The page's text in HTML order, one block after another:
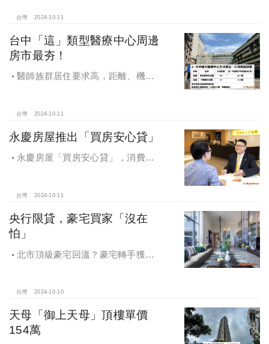
台灣 2024-10-11
台中「這」類型醫療中心周邊
房市最夯！
醫師族群居住要求高，距離、機能
台灣 2024-10-11
永慶房屋推出「買房安心貸」
永慶房屋「買房安心貸」，消費者
產交易安全
台灣 2024-10-11
央行限貸，豪宅買家「沒在
怕」
北市頂級豪宅回溫？豪宅轉手獲利
台灣 2024-10-10
天母「御上天母」頂樓單價
154萬